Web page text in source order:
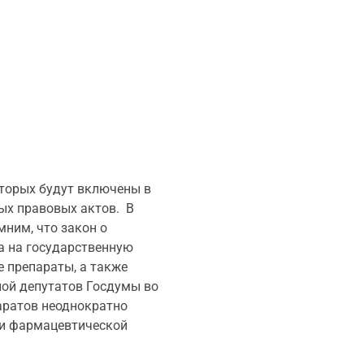
будут включены в
правовых актов. В
что закон о
на государственную
препараты, а также
депутатов Госдумы во
неоднократно
фармацевтической